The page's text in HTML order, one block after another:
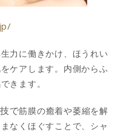
力に働きかけ、ほうれい
ケアします。内側からふ
きます。
で筋膜の癒着や萎縮を解
なくほぐすことで、シャ